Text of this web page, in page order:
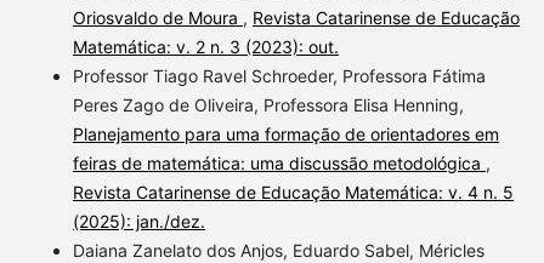
Oriosvaldo de Moura , Revista Catarinense de Educação
Matemática: v. 2 n. 3 (2023): out.
Professor Tiago Ravel Schroeder, Professora Fátima
Peres Zago de Oliveira, Professora Elisa Henning,
Planejamento para uma formação de orientadores em
feiras de matemática: uma discussão metodológica ,
Revista Catarinense de Educação Matemática: v. 4 n. 5
(2025): jan./dez.
Daiana Zanelato dos Anjos, Eduardo Sabel, Méricles